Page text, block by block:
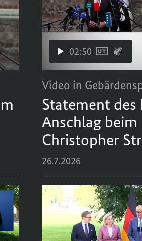
02:50
Video in
Statement des
Anschlag beim
Christopher
26.7.2026